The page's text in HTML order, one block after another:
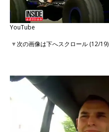
YouTube
▼次の画像は下へスクロール (12/19)